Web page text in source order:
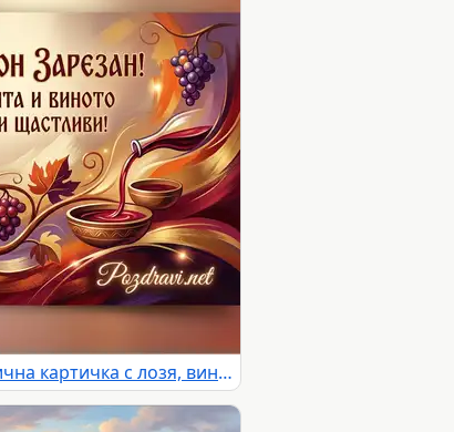
Честит Трифон Зарезан! Празнична картичка с лозя, вино и пожелания за здраве и щастие.